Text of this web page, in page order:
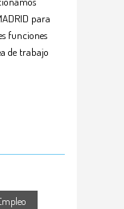
para
funciones
de trabajo